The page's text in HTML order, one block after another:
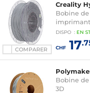
COMPARER
Creality
Bobine
DISPO : EN
CHF17
Bobine
3D